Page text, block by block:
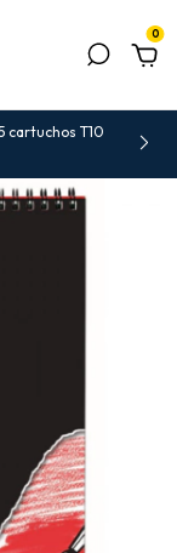
0
cartuchos T10